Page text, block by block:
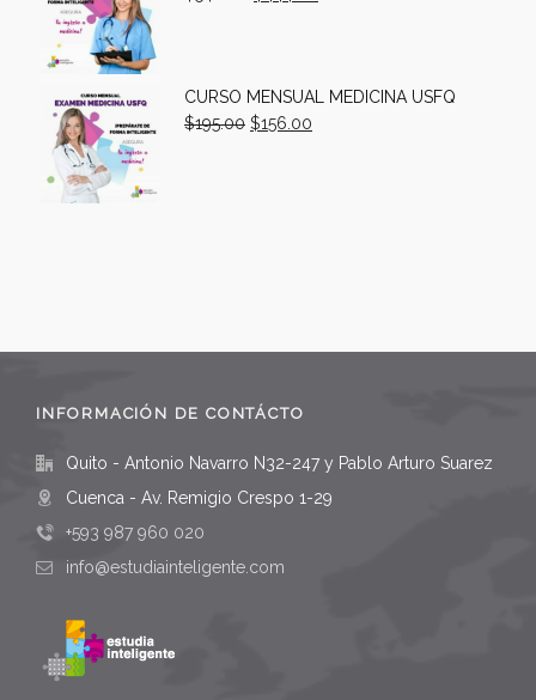
CURSO MENSUAL MEDICINA USFQ
$195.00 $156.00
INFORMACIÓN DE CONTÁCTO
Quito - Antonio Navarro N32-247 y Pablo Arturo Suarez
Cuenca - Av. Remigio Crespo 1-29
+593 987 960 020
info@estudiainteligente.com